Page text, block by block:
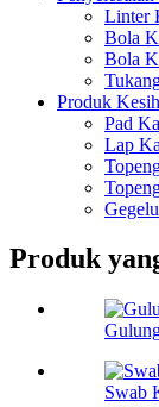
Linter
Bola
Bola
Produk
Pad
Lap
Produk
Swab